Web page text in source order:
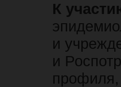
К
и
и
профиля,